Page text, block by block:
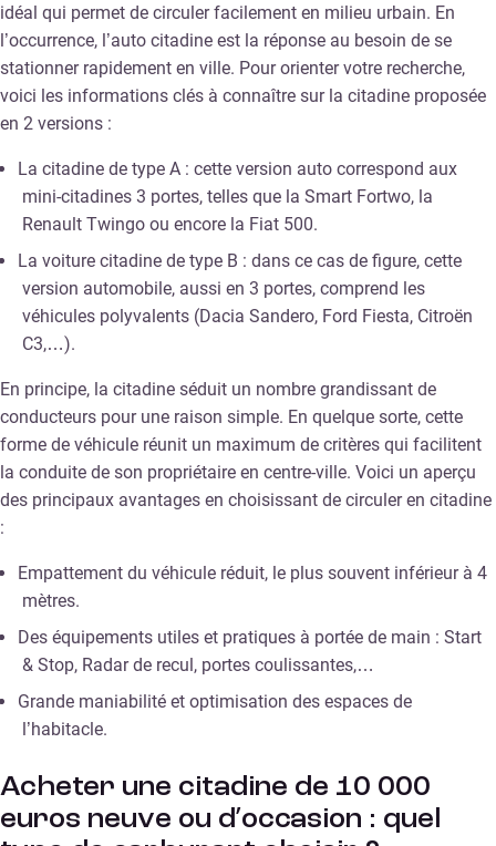
idéal qui permet de circuler facilement en milieu urbain. En
l’occurrence, l’auto citadine est la réponse au besoin de se
stationner rapidement en ville. Pour orienter votre recherche,
voici les informations clés à connaître sur la citadine proposée
en 2 versions :
La citadine de type A : cette version auto correspond aux
mini-citadines 3 portes, telles que la Smart Fortwo, la
Renault Twingo ou encore la Fiat 500.
La voiture citadine de type B : dans ce cas de figure, cette
version automobile, aussi en 3 portes, comprend les
véhicules polyvalents (Dacia Sandero, Ford Fiesta, Citroën
C3,…).
En principe, la citadine séduit un nombre grandissant de
conducteurs pour une raison simple. En quelque sorte, cette
forme de véhicule réunit un maximum de critères qui facilitent
la conduite de son propriétaire en centre-ville. Voici un aperçu
des principaux avantages en choisissant de circuler en citadine
:
Empattement du véhicule réduit, le plus souvent inférieur à 4
mètres.
Des équipements utiles et pratiques à portée de main : Start
& Stop, Radar de recul, portes coulissantes,…
Grande maniabilité et optimisation des espaces de
l’habitacle.
Acheter une citadine de 10 000
euros neuve ou d’occasion : quel